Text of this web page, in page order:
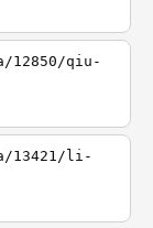
12850/qiu-
13421/li-